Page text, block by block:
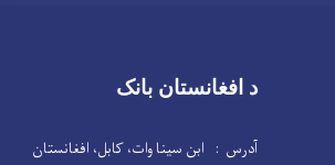
د افغانستان بانک
آدرس : ابن سینا وات، کابل، افغانستان